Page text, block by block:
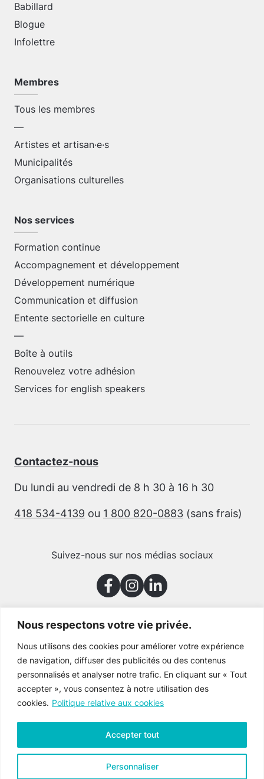
Nous respectons votre vie privée.
Nous utilisons des cookies pour améliorer votre expérience
de navigation, diffuser des publicités ou des contenus
personnalisés et analyser notre trafic. En cliquant sur « Tout
accepter », vous consentez à notre utilisation des
cookies. Politique relative aux cookies
Personnaliser
Accepter tout
Babillard
Blogue
Infolettre
Membres
Tous les membres
—
Artistes et artisan·e·s
Municipalités
Organisations culturelles
Nos services
Formation continue
Accompagnement et développement
Développement numérique
Communication et diffusion
Entente sectorielle en culture
—
Boîte à outils
Renouvelez votre adhésion
Services for english speakers
Contactez-nous
Du lundi au vendredi de 8 h 30 à 16 h 30
418 534-4139 ou 1 800 820-0883 (sans frais)
Suivez-nous sur nos médias sociaux
Merci à nos partenaires